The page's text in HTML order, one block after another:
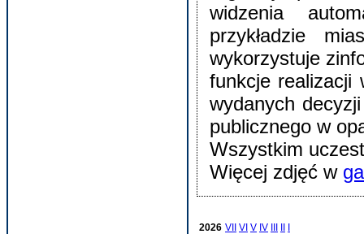
widzenia
przykładzie
wykorzystuje
funkcje realizacji
wydanych
publicznego w
Wszystkim
Więcej zdjęć w
2026 VII VI V IV